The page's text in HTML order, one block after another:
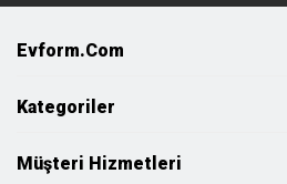
Evform.com
Kategoriler
Müşteri Hizmetleri